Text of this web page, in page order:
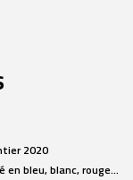
2020
en bleu, blanc, rouge…